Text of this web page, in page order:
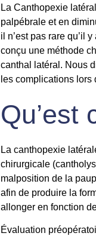
La Canthopexie
palpébrale et en
il n’est pas rare qu’il
conçu une méthode
canthal latéral. Nous
les complications lors
Qu’est
La canthopexie
chirurgicale
malposition de la
afin de produire la
allonger en fonction
Évaluation